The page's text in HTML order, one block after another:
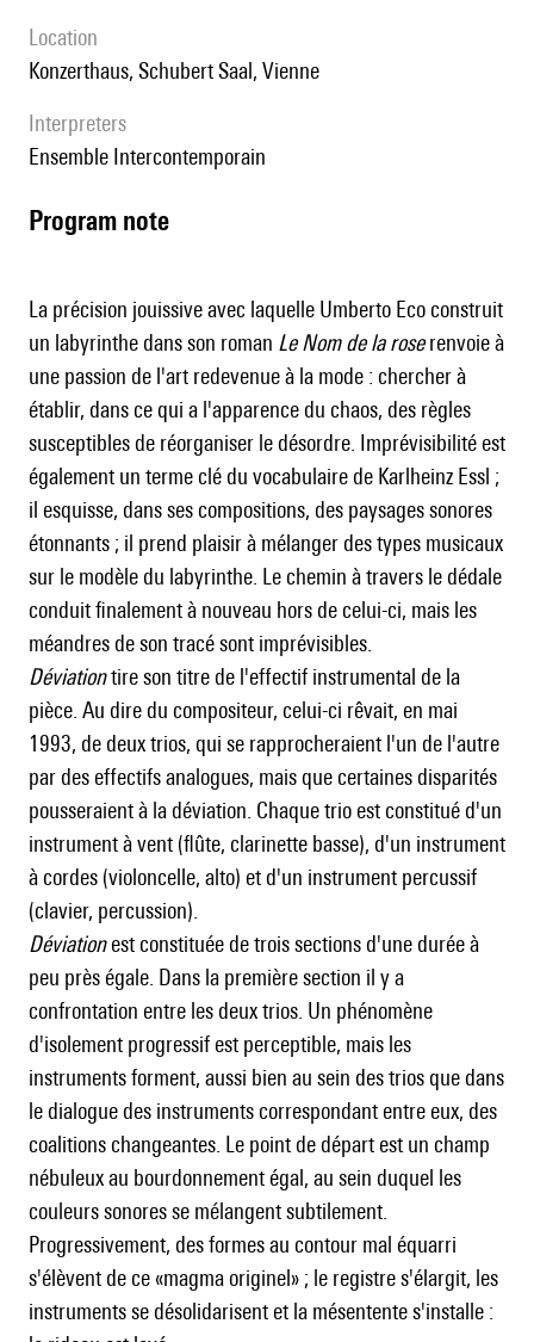
location
Konzerthaus, Schubert Saal, Vienne
interpreters
Ensemble Intercontemporain
Program note
La précision jouissive avec laquelle Umberto Eco construit
un labyrinthe dans son roman Le Nom de la roserenvoie à
une passion de l'art redevenue à la mode : chercher à
établir, dans ce qui a l'apparence du chaos, des règles
susceptibles de réorganiser le désordre. Imprévisibilité est
également un terme clé du vocabulaire de Karlheinz Essl ;
il esquisse, dans ses compositions, des paysages sonores
étonnants ; il prend plaisir à mélanger des types musicaux
sur le modèle du labyrinthe. Le chemin à travers le dédale
conduit finalement à nouveau hors de celui-ci, mais les
méandres de son tracé sont imprévisibles.
Déviationtire son titre de l'effectif instrumental de la
pièce. Au dire du compositeur, celui-ci rêvait, en mai
1993, de deux trios, qui se rapprocheraient l'un de l'autre
par des effectifs analogues, mais que certaines disparités
pousseraient à la déviation. Chaque trio est constitué d'un
instrument à vent (flûte, clarinette basse), d'un instrument
à cordes (violoncelle, alto) et d'un instrument percussif
(clavier, percussion).
Déviationest constituée de trois sections d'une durée à
peu près égale. Dans la première section il y a
confrontation entre les deux trios. Un phénomène
d'isolement progressif est perceptible, mais les
instruments forment, aussi bien au sein des trios que dans
le dialogue des instruments correspondant entre eux, des
coalitions changeantes. Le point de départ est un champ
nébuleux au bourdonnement égal, au sein duquel les
couleurs sonores se mélangent subtilement.
Progressivement, des formes au contour mal équarri
s'élèvent de ce «magma originel» ; le registre s'élargit, les
instruments se désolidarisent et la mésentente s'installe :